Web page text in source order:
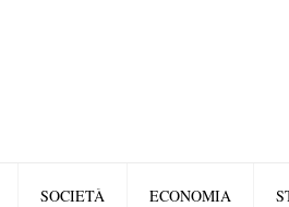
SOCIETÀ ECONOMIA